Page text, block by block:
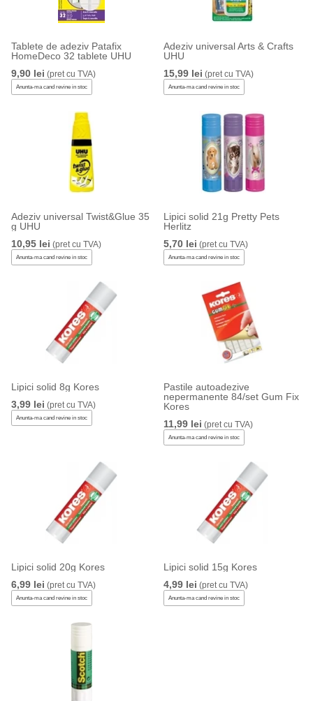
Tablete de adeziv Patafix
HomeDeco 32 tablete UHU
9,90 lei (pret cu TVA)
Anunta-ma cand revine in stoc
Adeziv universal Arts & Crafts
UHU
15,99 lei (pret cu TVA)
Anunta-ma cand revine in stoc
Adeziv universal Twist&Glue 35
g UHU
10,95 lei (pret cu TVA)
Anunta-ma cand revine in stoc
Lipici solid 21g Pretty Pets
Herlitz
5,70 lei (pret cu TVA)
Anunta-ma cand revine in stoc
Lipici solid 8g Kores
3,99 lei (pret cu TVA)
Anunta-ma cand revine in stoc
Pastile autoadezive
nepermanente 84/set Gum Fix
Kores
11,99 lei (pret cu TVA)
Anunta-ma cand revine in stoc
Lipici solid 20g Kores
6,99 lei (pret cu TVA)
Anunta-ma cand revine in stoc
Lipici solid 15g Kores
4,99 lei (pret cu TVA)
Anunta-ma cand revine in stoc